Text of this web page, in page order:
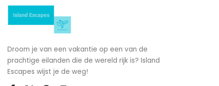
Droom je van een vakantie op een van de
prachtige eilanden die de wereld rijk is? Island
Escapes wijst je de weg!